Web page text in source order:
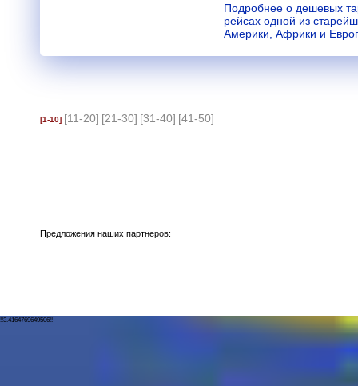
Подробнее о дешевых
рейсах одной из
Америки, Африки и
[1-10] [11-20] [21-30] [31-40] [41-50]
Предложения наших партнеров:
!!3.4164769649506!!